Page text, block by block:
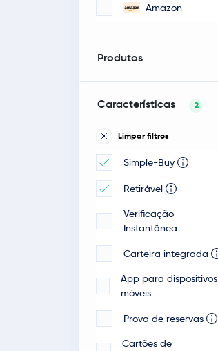
Amazon
Produtos
Características 2
Limpar filtros
Simple-Buy
Retirável
Verificação
Instantânea
Carteira integrada
App para dispositivos
móveis
Prova de reservas
Cartões de